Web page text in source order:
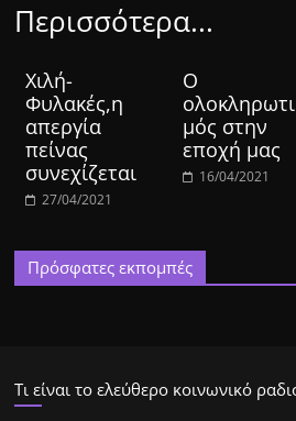
Περισσότερα...
Χιλή-
Φυλακές,η
απεργία
πείνας
συνεχίζεται
27/04/2021
Ο
μός στην
εποχή μας
16/04/2021
Πρόσφατες εκπομπές
Τι είναι το ελεύθερο κοινωνικό